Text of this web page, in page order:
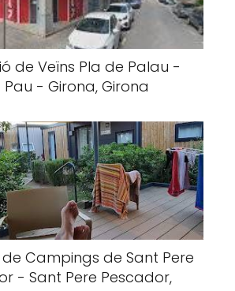
de Veïns Pla de Palau -
Pau - Girona, Girona
Campings de Sant Pere
- Sant Pere Pescador,